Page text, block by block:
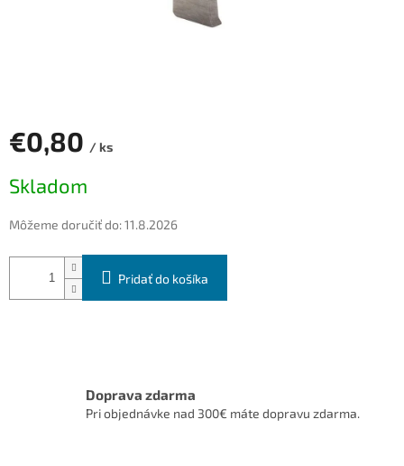
€0,80 / ks
cena:
Skladom
Môžeme doručiť do:11.8.2026
Pridať do košíka
Doprava zdarma
Pri objednávke nad 300€ máte dopravu zdarma.